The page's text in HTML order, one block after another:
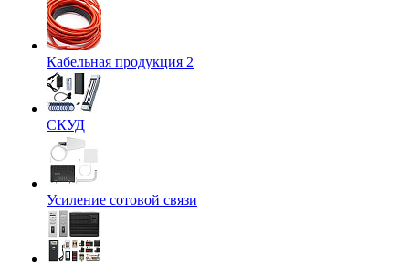
Кабельная продукция 2
СКУД
Усиление сотовой связи